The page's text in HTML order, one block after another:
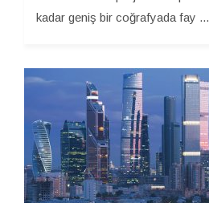
kadar geniş bir coğrafyada fay ...